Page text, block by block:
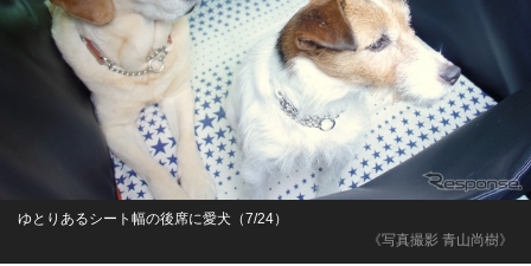
《写真撮影 青山尚樹》
ゆとりあるシート幅の後席に愛犬（7/24）